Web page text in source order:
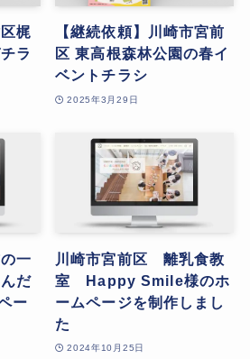
梶
ラ
【継続依頼】川崎市宮前
区 東高根森林公園の春イ
ベントチラシ
2025年3月29日
一
だ
ー
川崎市宮前区 離乳食教
室 Happy Smile様のホ
ームページを制作しまし
た
2024年10月25日